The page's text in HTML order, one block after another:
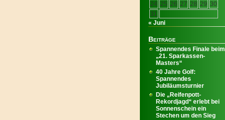
24 25 26 27 28 29 30
31
« Juni
Beiträge
Spannendes Finale beim
„21. Sparkassen-
Masters“
40 Jahre Golf:
Spannendes
Jubiläumsturnier
Die „Reifenpott-
Rekordjagd“ erlebt bei
Sonnenschein ein
Stechen um den Sieg